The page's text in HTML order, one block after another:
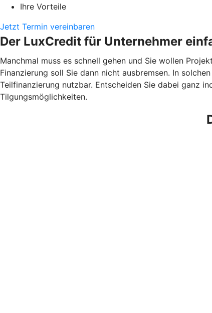
Ihre Vorteile
Jetzt Termin vereinbaren
Der LuxCredit für Unternehmer
Manchmal muss es schnell gehen und Sie wollen
Finanzierung soll Sie dann nicht ausbremsen. In
Teilfinanzierung nutzbar. Entscheiden Sie dabei ganz
Tilgungsmöglichkeiten.